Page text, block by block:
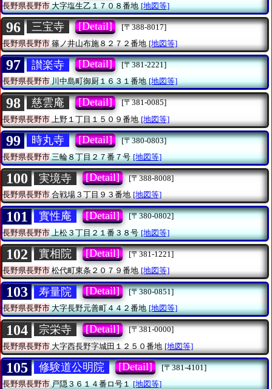
長野県長野市大字塩生乙１７０８番地 [地図等]
96 三宝寺 [Detail]
[〒388-8017]
長野県長野市 篠ノ井山布施８２７２番地 [地図等]
97 讃楽寺 [Detail]
[〒381-2221]
長野県長野市川中島町御厨１６３１番地 [地図等]
98 慈雲庵 [Detail]
[〒381-0085]
長野県長野市 上野１丁目１５０９番地 [地図等]
99 時丸寺 [Detail]
[〒380-0803]
長野県長野市三輪８丁目２７番７号 [地図等]
100 実境寺 [Detail]
[〒388-8008]
長野県長野市合戦場３丁目９３番地 [地図等]
101 實性庵 [Detail]
[〒380-0802]
長野県長野市上松３丁目２１番３８号 [地図等]
102 實相院 [Detail]
[〒381-1221]
長野県長野市 松代町東条２０７９番地 [地図等]
103 寿量院 [Detail]
[〒380-0851]
長野県長野市大字長野元善町４４２番地 [地図等]
104 宗栄寺 [Detail]
[〒381-0000]
長野県長野市 大字西長野字城田１２５０番地 [地図等]
105 修験道公明院 [Detail]
[〒381-4101]
長野県長野市戸隠３６１４番ロ号１ [地図等]